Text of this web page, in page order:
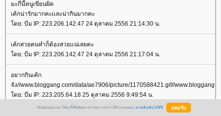
มะกี่นี้หนูเขียนผิด
เค้กน่ารักมากคะเเละน่ากินมากคะ
โดย: บีม IP: 223.206.142.47 24 ตุลาคม 2556 21:14:30 น.
เค้กสวยคนทําก็ต้องสวยเเน่เลยคะ
โดย: บีม IP: 223.206.142.47 24 ตุลาคม 2556 21:17:04 น.
อยากกินเค้ก
จัง//www.bloggang.com/data/ae7906/picture/1170588421.gif//
โดย: บีม IP: 223.205.64.18 25 ตุลาคม 2556 9:49:54 น.
BlogGang.com ใช้คุกกี้เพื่อพัฒนาประสบการณ์การใช้งานของคุณ อ่านเพิ่มเติมได้ที่นี่